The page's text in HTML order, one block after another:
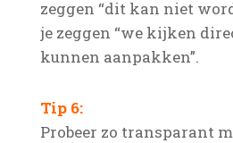
zeggen “dit kan niet
je zeggen “we kijken
kunnen aanpakken”.
Tip 6:
Probeer zo transparant